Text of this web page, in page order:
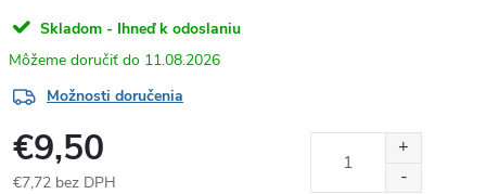
Skladom - Ihneď k odoslaniu
11.08.2026
Možnosti doručenia
€9,50
€7,72 bez DPH